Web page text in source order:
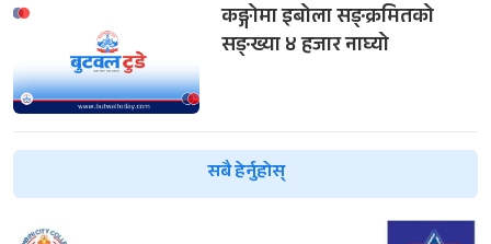
कङ्गोमा इबोला सङ्क्रमितको
सङ्ख्या ४ हजार नाघ्यो
सबै हेर्नुहोस्